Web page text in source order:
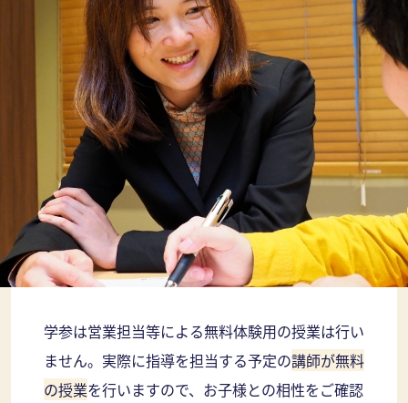
学参は営業担当等による無料体験用の授業は行い
ません。実際に指導を担当する予定の講師が無料
の授業を行いますので、お子様との相性をご確認